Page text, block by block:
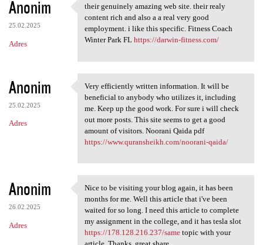
Anonim
25.02.2025
Adres
their genuinely amazing web
their genuinely amazing web site. their realy
content rich and also a a real very good
employment. i like this specific. Fitness Coach
Winter Park FL https://darwin-fitness.com/
Anonim
25.02.2025
Adres
Very efficiently written
Very efficiently written information. It will be
beneficial to anybody who utilizes it, including
me. Keep up the good work. For sure i will check
out more posts. This site seems to get a good
amount of visitors. Noorani Qaida pdf
https://www.quransheikh.com/noorani-qaida/
Anonim
26.02.2025
Adres
Nice to be visiting your blog
Nice to be visiting your blog again, it has been
months for me. Well this article that i've been
waited for so long. I need this article to complete
my assignment in the college, and it has tesla slot
https://178.128.216.237/sametopic with your